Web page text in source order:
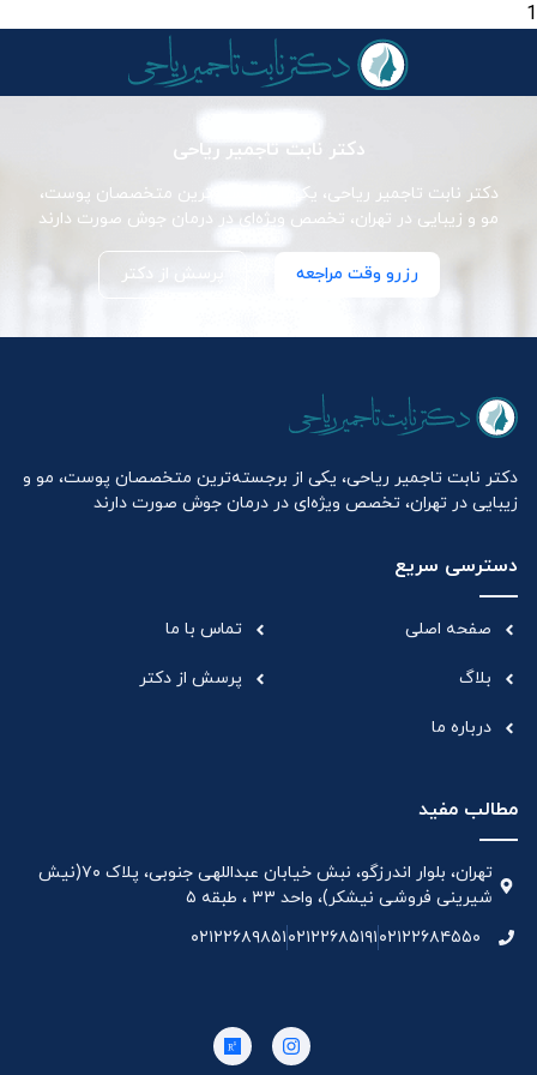
1
دکتر نابت تاجمیر ریاحی
دکتر نابت تاجمیر ریاحی، یکی از برجسته‌ترین متخصصان پوست،
مو و زیبایی در تهران، تخصص ویژه‌ای در درمان جوش صورت دارند
رزرو وقت مراجعه پرسش از دکتر
دکتر نابت تاجمیر ریاحی، یکی از برجسته‌ترین متخصصان پوست، مو و
زیبایی در تهران، تخصص ویژه‌ای در درمان جوش صورت دارند
دسترسی سریع
صفحه اصلی
بلاگ
درباره ما
تماس با ما
پرسش از دکتر
مطالب مفید
تهران، بلوار اندرزگو، نبش خیابان عبداللهی جنوبی، پلاک ۷۰(نیش
شیرینی فروشی نیشکر)، واحد ۳۳ ، طبقه ۵
۰۲۱۲۲۶۸۴۵۵۰۰۲۱۲۲۶۸۵۱۹۱۰۲۱۲۲۶۸۹۸۵۱